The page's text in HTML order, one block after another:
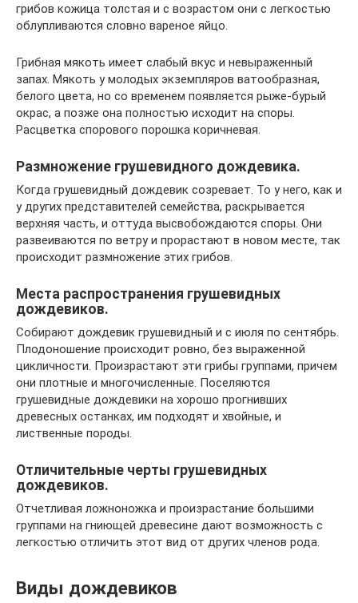
грибов кожица толстая и с возрастом они с легкостью
облупливаются словно вареное яйцо.
Грибная мякоть имеет слабый вкус и невыраженный
запах. Мякоть у молодых экземпляров ватообразная,
белого цвета, но со временем появляется рыже-бурый
окрас, а позже она полностью исходит на споры.
Расцветка спорового порошка коричневая.
Размножение грушевидного дождевика.
Когда грушевидный дождевик созревает. То у него, как и
у других представителей семейства, раскрывается
верхняя часть, и оттуда высвобождаются споры. Они
развеиваются по ветру и прорастают в новом месте, так
происходит размножение этих грибов.
Места распространения грушевидных
дождевиков.
Собирают дождевик грушевидный и с июля по сентябрь.
Плодоношение происходит ровно, без выраженной
цикличности. Произрастают эти грибы группами, причем
они плотные и многочисленные. Поселяются
грушевидные дождевики на хорошо прогнивших
древесных останках, им подходят и хвойные, и
лиственные породы.
Отличительные черты грушевидных
дождевиков.
Отчетливая ложноножка и произрастание большими
группами на гниющей древесине дают возможность с
легкостью отличить этот вид от других членов рода.
Виды дождевиков